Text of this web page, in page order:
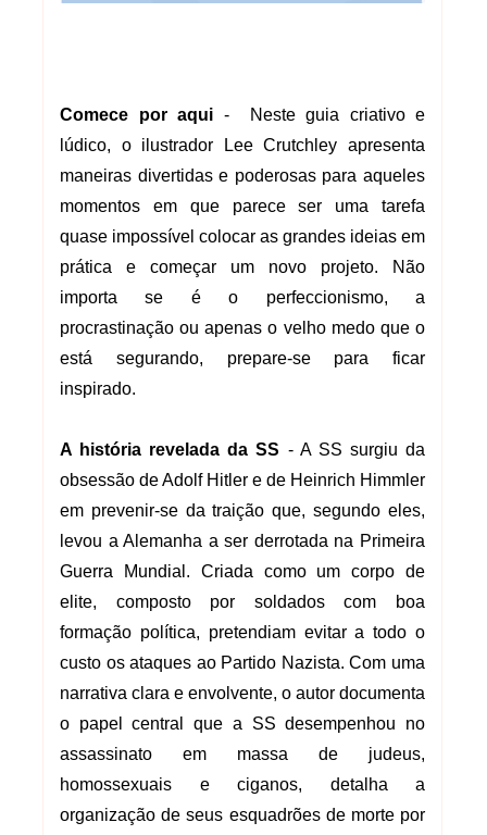
Comece por aqui - Neste guia criativo e
lúdico, o ilustrador Lee Crutchley apresenta
maneiras divertidas e poderosas para aqueles
momentos em que parece ser uma tarefa
quase impossível colocar as grandes ideias em
prática e começar um novo projeto. Não
importa se é o perfeccionismo, a
procrastinação ou apenas o velho medo que o
está segurando, prepare-se para ficar
inspirado.
A história revelada da SS - A SS surgiu da
obsessão de Adolf Hitler e de Heinrich Himmler
em prevenir-se da traição que, segundo eles,
levou a Alemanha a ser derrotada na Primeira
Guerra Mundial. Criada como um corpo de
elite, composto por soldados com boa
formação política, pretendiam evitar a todo o
custo os ataques ao Partido Nazista. Com uma
narrativa clara e envolvente, o autor documenta
o papel central que a SS desempenhou no
assassinato em massa de judeus,
homossexuais e ciganos, detalha a
organização de seus esquadrões de morte por